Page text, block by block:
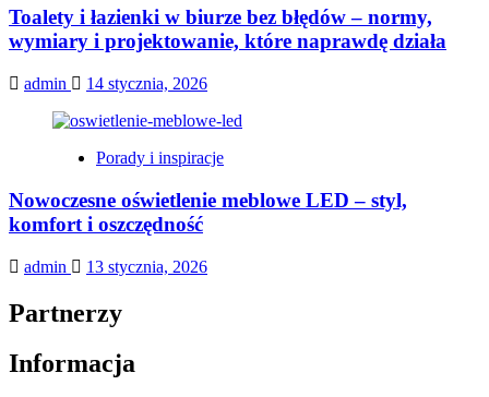
Toalety i łazienki w biurze bez błędów – normy,
wymiary i projektowanie, które naprawdę działa
admin 14 stycznia, 2026
Porady i inspiracje
Nowoczesne oświetlenie meblowe LED – styl,
komfort i oszczędność
admin 13 stycznia, 2026
Partnerzy
Informacja